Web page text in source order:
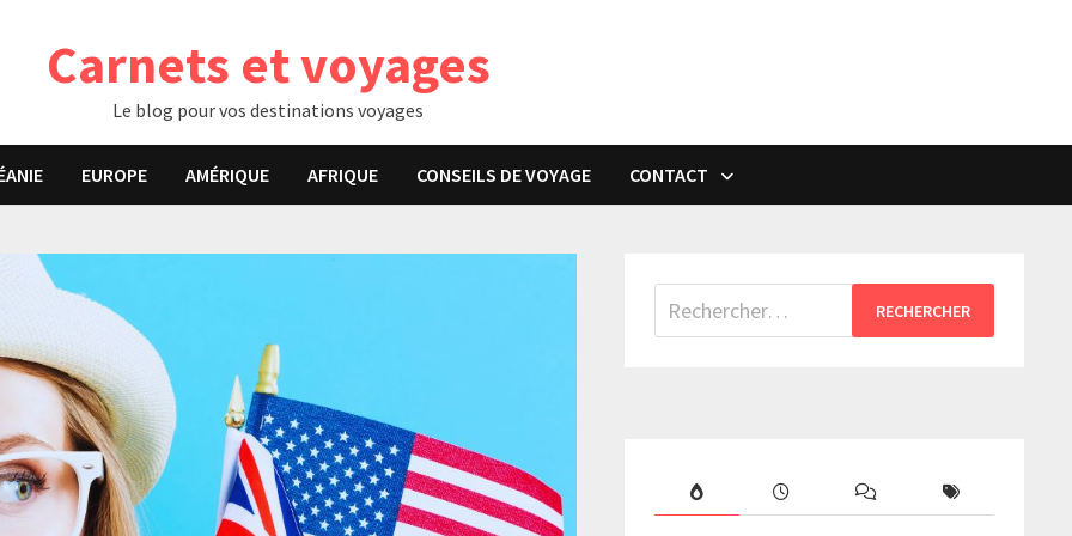
Carnets et voyages
Le blog pour vos destinations voyages
EUROPE AMÉRIQUE AFRIQUE CONSEILS DE VOYAGE CONTACT
Rechercher :